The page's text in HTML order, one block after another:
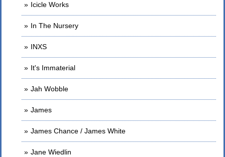
Icicle Works
In The Nursery
INXS
It's Immaterial
Jah Wobble
James
James Chance / James White
Jane Wiedlin